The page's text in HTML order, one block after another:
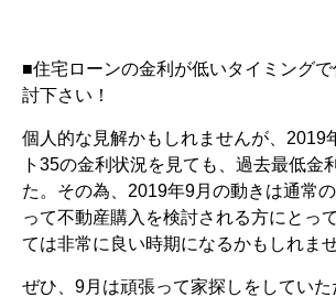
■住宅ローンの金利が低いタイミング
討下さい！
個人的な見解かもしれませんが、2019
ト35の金利状況を見ても、過去最低金
た。その為、2019年9月の動きは通常
って不動産購入を検討される方にとっ
ては非常に良い時期になるかもしれませ
ぜひ、9月は頑張って家探しをしてい